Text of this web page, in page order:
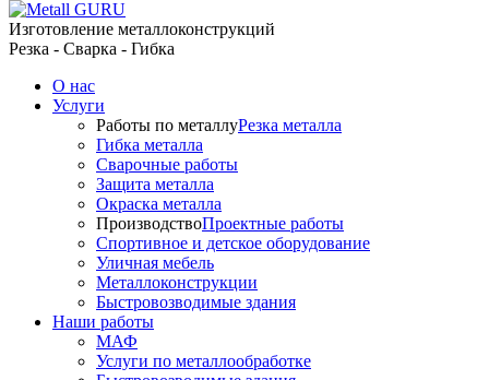
Изготовление металлоконструкций
Резка - Сварка - Гибка
О нас
Услуги
Работы по металлуРезка металла
Гибка металла
Сварочные работы
Защита металла
Окраска металла
ПроизводствоПроектные работы
Спортивное и детское оборудование
Уличная мебель
Металлоконструкции
Быстровозводимые здания
Наши работы
МАФ
Услуги по металлообработке